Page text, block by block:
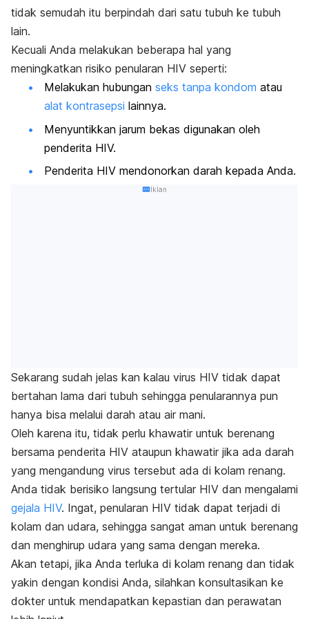
tidak semudah itu berpindah dari satu tubuh ke tubuh
lain.
Kecuali Anda melakukan beberapa hal yang
meningkatkan risiko penularan HIV seperti:
Melakukan hubungan seks tanpa kondom atau
alat kontrasepsi lainnya.
Menyuntikkan jarum bekas digunakan oleh
penderita HIV.
Penderita HIV mendonorkan darah kepada Anda.
Iklan
Sekarang sudah jelas kan kalau virus HIV tidak dapat
bertahan lama dari tubuh sehingga penularannya pun
hanya bisa melalui darah atau air mani.
Oleh karena itu, tidak perlu khawatir untuk berenang
bersama penderita HIV ataupun khawatir jika ada darah
yang mengandung virus tersebut ada di kolam renang.
Anda tidak berisiko langsung tertular HIV dan mengalami
gejala HIV. Ingat, penularan HIV tidak dapat terjadi di
kolam dan udara, sehingga sangat aman untuk berenang
dan menghirup udara yang sama dengan mereka.
Akan tetapi, jika Anda terluka di kolam renang dan tidak
yakin dengan kondisi Anda, silahkan konsultasikan ke
dokter untuk mendapatkan kepastian dan perawatan